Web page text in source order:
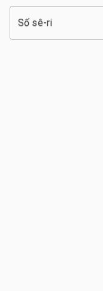
Số sê-ri